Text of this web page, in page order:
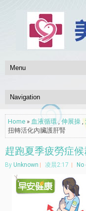
Home » 血液循環,伸展操 ,
扭轉活化內臟護肝腎
趕跑夏季疲勞症
By Unknown 凌晨2:17